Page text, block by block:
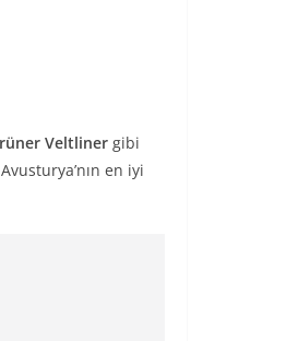
Veltliner gibi
en iyi